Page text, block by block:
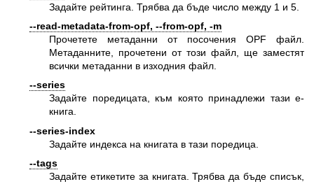
Задайте рейтинга. Трябва да бъде число между 1 и 5.
--read-metadata-from-opf, --from-opf, -m
Прочетете метаданни от посочения OPF файл.
Метаданните, прочетени от този файл, ще заместят
всички метаданни в изходния файл.
--series
Задайте поредицата, към която принадлежи тази е-
книга.
--series-index
Задайте индекса на книгата в тази поредица.
--tags
Задайте етикетите за книгата. Трябва да бъде списък,